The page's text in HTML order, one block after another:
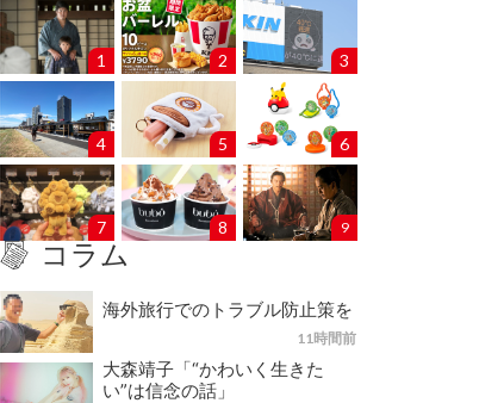
1 2 3
4 5 6
7 8 9
コラム
海外旅行でのトラブル防止策を
11時間前
大森靖子「“かわいく生きた
い”は信念の話」